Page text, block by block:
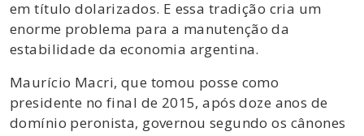
em título dolarizados. E essa tradição cria um
enorme problema para a manutenção da
estabilidade da economia argentina.
Maurício Macri, que tomou posse como
presidente no final de 2015, após doze anos de
domínio peronista, governou segundo os cânones